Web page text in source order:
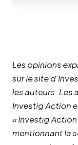
Les opinions
sur le site
les auteurs. Les
Investig’Action
«
mentionnant la